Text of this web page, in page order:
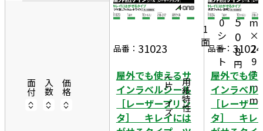
面付 入数 価格 一片サイズ用紙特性
品番： 31023
屋外でも使えるサ
インラベルシール
［レーザープリン
タ］ キレイには
1
面
1
0
シ
ー
ト
2,
5
0
8
円
m
m
×
2
9
7
m
m
品番： 31024
屋外でも使
インラベル
［レーザー
タ］ キレ